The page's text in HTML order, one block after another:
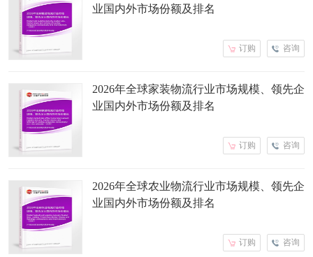
业国内外市场份额及排名
咨询
订购
2026年全球家装物流行业市场规模、领先企
业国内外市场份额及排名
咨询
订购
2026年全球农业物流行业市场规模、领先企
业国内外市场份额及排名
咨询
订购